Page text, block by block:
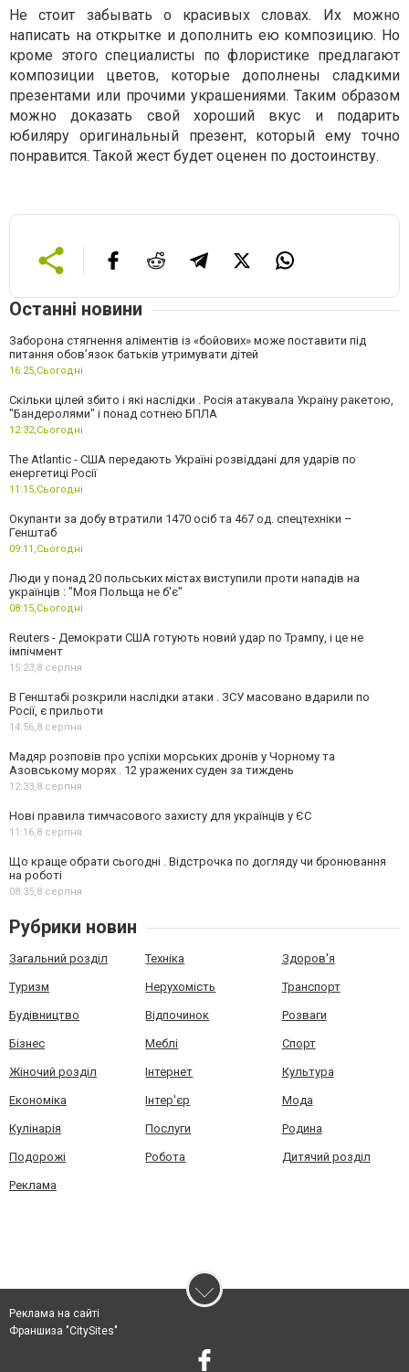
Не стоит забывать о красивых словах. Их можно
написать на открытке и дополнить ею композицию. Но
кроме этого специалисты по флористике предлагают
композиции цветов, которые дополнены сладкими
презентами или прочими украшениями. Таким образом
можно доказать свой хороший вкус и подарить
юбиляру оригинальный презент, который ему точно
понравится. Такой жест будет оценен по достоинству.
Останні новини
Заборона стягнення аліментів із «бойових» може поставити під
питання обов’язок батьків утримувати дітей
16:25,Сьогодні
Скільки цілей збито і які наслідки . Росія атакувала Україну ракетою,
"Бандеролями" і понад сотнею БПЛА
12:32,Сьогодні
The Atlantic - США передають Україні розвіддані для ударів по
енергетиці Росії
11:15,Сьогодні
Окупанти за добу втратили 1470 осіб та 467 од. спецтехніки –
Генштаб
09:11,Сьогодні
Люди у понад 20 польських містах виступили проти нападів на
українців : "Моя Польща не б'є"
08:15,Сьогодні
Reuters - Демократи США готують новий удар по Трампу, і це не
імпічмент
15:23,8 серпня
В Генштабі розкрили наслідки атаки . ЗСУ масовано вдарили по
Росії, є прильоти
14:56,8 серпня
Мадяр розповів про успіхи морських дронів у Чорному та
Азовському морях . 12 уражених суден за тиждень
12:33,8 серпня
Нові правила тимчасового захисту для українців у ЄС
11:16,8 серпня
Що краще обрати сьогодні . Відстрочка по догляду чи бронювання
на роботі
08:35,8 серпня
Рубрики новин
Загальний розділ Техніка Здоров'я
Туризм Нерухомість Транспорт
Будівництво Відпочинок Розваги
Бізнес Меблі Спорт
Жіночий розділ Інтернет Культура
Економіка Інтер'єр Мода
Кулінарія Послуги Родина
Подорожі Робота Дитячий розділ
Реклама
Реклама на сайті
Франшиза "CitySites"